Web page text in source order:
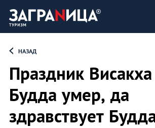
НАЗАД
Праздник
Будда умер, да
здравствует